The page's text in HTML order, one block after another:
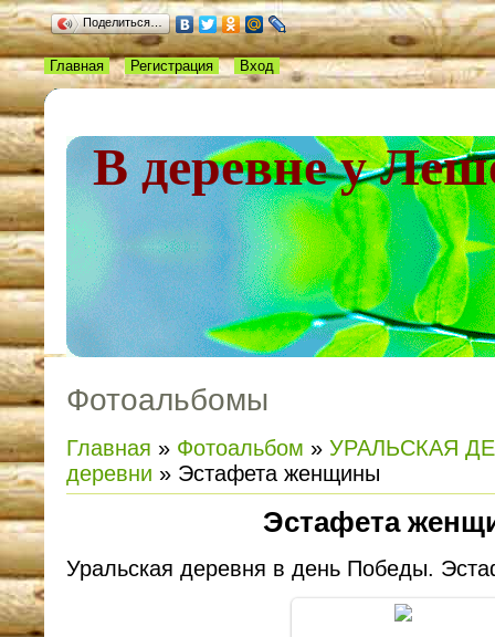
Поделиться…
В деревне у
Главная Регистрация Вход
Фотоальбомы
Главная » Фотоальбом » УРАЛЬСКАЯ
деревни » Эстафета женщины
Эстафета
Уральская деревня в день Победы.